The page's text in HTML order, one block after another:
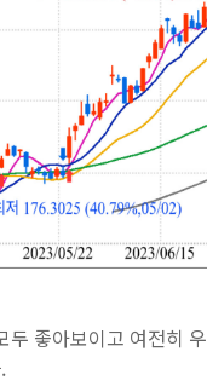
두 좋아보이고 여전히